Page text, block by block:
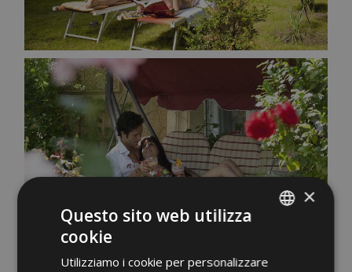
GERMAN
×
Questo sito web utilizza
cookie
Utilizziamo i cookie per personalizzare